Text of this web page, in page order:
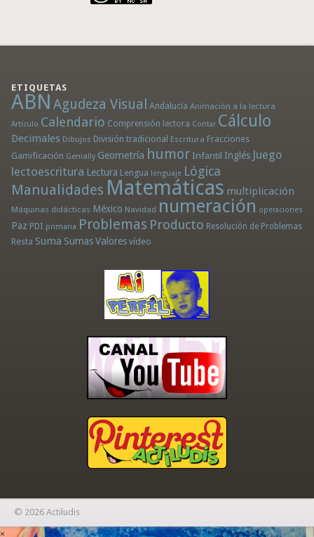
ETIQUETAS
ABN Agudeza Visual Andalucía Animación a la lectura
Artículo Calendario Comprensión lectora Contar Cálculo
Decimales Dibujos División tradicional Escritura Fracciones
Gamificación Genially Geometría humor Infantil Inglés Juego
lectoescritura Lectura Lengua lenguaje Lógica
Manualidades Matemáticas multiplicación
Máquinas didácticas México Navidad numeración operaciones
Paz PDI primaria Problemas Producto Resolución de Problemas
Resta Suma Sumas Valores vídeo
© 2026 Actiludis
×